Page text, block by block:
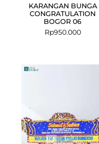
KARANGAN BUNGA
CONGRATULATION
BOGOR 06
Rp950.000